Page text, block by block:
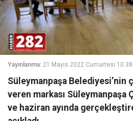
Yayınlanma: 21 Mayıs 2022 Cumartesi 10:38
Süleymanpaşa Belediyesi’nin
veren markası Süleymanpaşa
ve haziran ayında